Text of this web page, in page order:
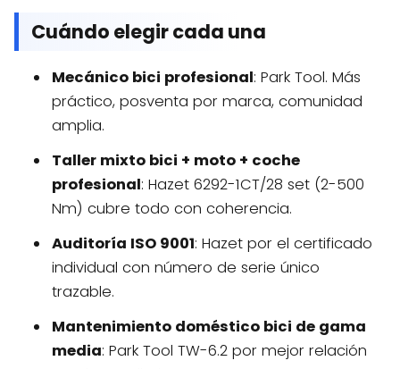
Cuándo elegir cada una
Mecánico bici profesional: Park Tool. Más
práctico, posventa por marca, comunidad
amplia.
Taller mixto bici + moto + coche
profesional: Hazet 6292-1CT/28 set (2-500
Nm) cubre todo con coherencia.
Auditoría ISO 9001: Hazet por el certificado
individual con número de serie único
trazable.
Mantenimiento doméstico bici de gama
media: Park Tool TW-6.2 por mejor relación